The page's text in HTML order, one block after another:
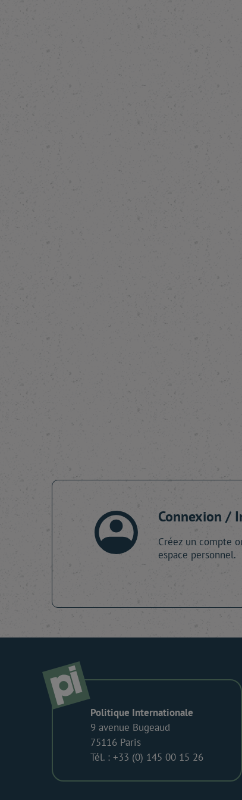
Connexion /
Créez un compte
espace personnel.
Politique Internationale
9 avenue Bugeaud
75116 Paris
Tél. : +33 (0) 145 00 15 26